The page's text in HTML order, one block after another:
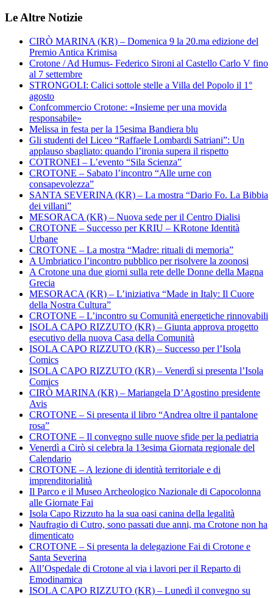
Le Altre Notizie
CIRÒ MARINA (KR) – Domenica 9 la 20.ma edizione del
Premio Antica Krimisa
Crotone / Ad Humus- Federico Sironi al Castello Carlo V fino
al 7 settembre
STRONGOLI: Calici sottole stelle a Villa del Popolo il 1°
agosto
Confcommercio Crotone: «Insieme per una movida
responsabile»
Melissa in festa per la 15esima Bandiera blu
Gli studenti del Liceo “Raffaele Lombardi Satriani”: Un
applauso sbagliato: quando l’ironia supera il rispetto
COTRONEI – L’evento “Sila Scienza”
CROTONE – Sabato l’incontro “Alle urne con
consapevolezza”
SANTA SEVERINA (KR) – La mostra “Dario Fo. La Bibbia
dei villani”
MESORACA (KR) – Nuova sede per il Centro Dialisi
CROTONE – Successo per KRIU – KRotone Identità
Urbane
CROTONE – La mostra “Madre: rituali di memoria”
A Umbriatico l’incontro pubblico per risolvere la zoonosi
A Crotone una due giorni sulla rete delle Donne della Magna
Grecia
MESORACA (KR) – L’iniziativa “Made in Italy: Il Cuore
della Nostra Cultura”
CROTONE – L’incontro su Comunità energetiche rinnovabili
ISOLA CAPO RIZZUTO (KR) – Giunta approva progetto
esecutivo della nuova Casa della Comunità
ISOLA CAPO RIZZUTO (KR) – Successo per l’Isola
Comics
ISOLA CAPO RIZZUTO (KR) – Venerdì si presenta l’Isola
Comics
CIRÒ MARINA (KR) – Mariangela D’Agostino presidente
Avis
CROTONE – Si presenta il libro “Andrea oltre il pantalone
rosa”
CROTONE – Il convegno sulle nuove sfide per la pediatria
Venerdì a Cirò si celebra la 13esima Giornata regionale del
Calendario
CROTONE – A lezione di identità territoriale e di
imprenditorialità
Il Parco e il Museo Archeologico Nazionale di Capocolonna
alle Giornate Fai
Isola Capo Rizzuto ha la sua oasi canina della legalità
Naufragio di Cutro, sono passati due anni, ma Crotone non ha
dimenticato
CROTONE – Si presenta la delegazione Fai di Crotone e
Santa Severina
All’Ospedale di Crotone al via i lavori per il Reparto di
Emodinamica
ISOLA CAPO RIZZUTO (KR) – Lunedì il convegno su